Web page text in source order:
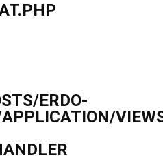
ERDO-